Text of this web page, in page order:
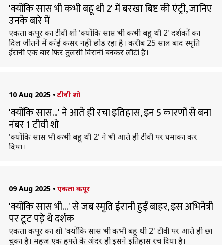
'क्योंकि सास भी कभी बहू थी 2' में बरखा बिष्ट की एंट्री, जानिए
उनके बारे में
एकता कपूर का टीवी शो 'क्योंकि सास भी कभी बहू थी 2' दर्शकों का
दिल जीतने में कोई कसर नहीं छोड़ रहा है। करीब 25 साल बाद स्मृति
ईरानी एक बार फिर तुलसी विरानी बनकर लौटी हैं।
10 Aug 2025 • टीवी शो
'क्योंकि सास...' ने आते ही रचा इतिहास, इन 5 कारणों से बना
नंबर 1 टीवी शो
'क्योंकि सास भी कभी बहू थी 2' ने भी आते ही टीवी पर धमाका कर
दिया।
09 Aug 2025 • एकता कपूर
'क्योंकि सास भी...' से जब स्मृति ईरानी हुईं बाहर, इस अभिनेत्री
पर टूट पड़े थे दर्शक
एकता कपूर का शो 'क्योंकि सास भी कभी बहू थी 2' टीवी पर आते ही छा
चुका है। महज एक हफ्ते के अंदर ही इसने इतिहास रच दिया है।